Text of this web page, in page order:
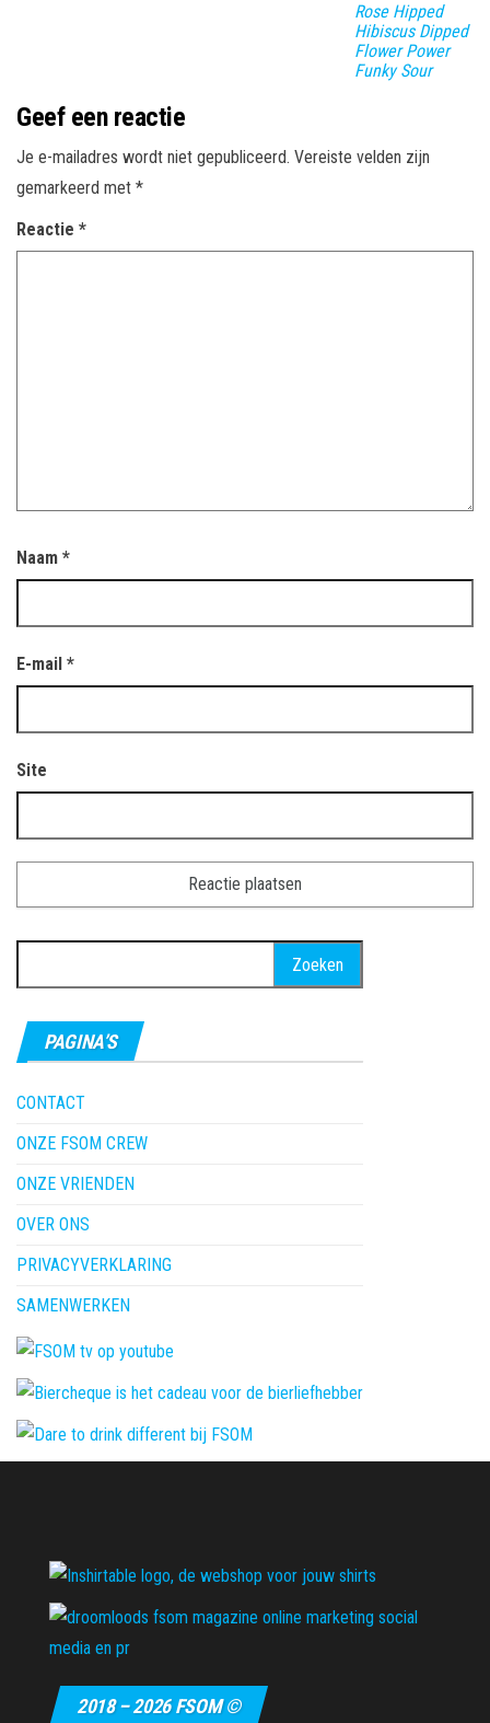
Rose Hipped
Hibiscus Dipped
Flower Power
Funky Sour
Geef een reactie
Je e-mailadres wordt niet gepubliceerd. Vereiste velden zijn
gemarkeerd met *
Reactie *
Naam *
E-mail *
Site
naar:
PAGINA’S
CONTACT
ONZE FSOM CREW
ONZE VRIENDEN
OVER ONS
PRIVACYVERKLARING
SAMENWERKEN
2018 – 2026 FSOM ©